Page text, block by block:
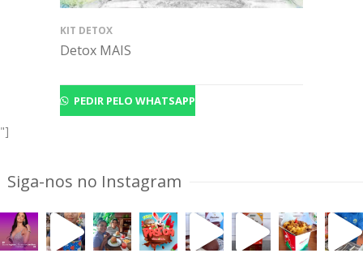
KIT DETOX
Detox MAIS
PEDIR PELO WHATSAPP
"]
Siga-nos no Instagram